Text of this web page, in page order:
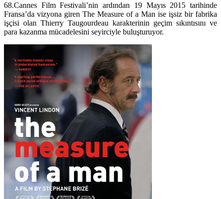
68.Cannes Film Festivali’nin ardından 19 Mayıs 2015 tarihinde
Fransa’da vizyona giren The Measure of a Man ise işsiz bir fabrika
işçisi olan Thierry Taugourdeau karakterinin geçim sıkıntısını ve
para kazanma mücadelesini seyirciyle buluşturuyor.